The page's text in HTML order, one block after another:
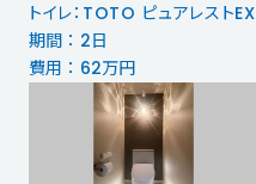
トイレ：TOTO ピュアレストEX
期間 ： 2日
費用 ： 62万円